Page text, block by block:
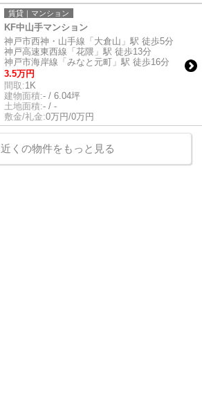
賃貸｜マンション
KF中山手マンション
神戸市西神・山手線「大倉山」駅 徒歩5分
神戸高速東西線「花隈」駅 徒歩13分
神戸市海岸線「みなと元町」駅 徒歩16分
3.5万円
間取:1K
建物面積:- / 6.04坪
土地面積:- / -
敷金/礼金:0万円/0万円
近くの物件をもっと見る